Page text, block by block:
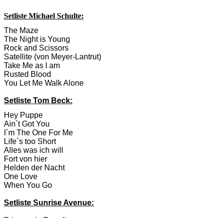
Setliste Michael Schulte:
The Maze
The Night is Young
Rock and Scissors
Satellite (von Meyer-Lantrut)
Take Me as I am
Rusted Blood
You Let Me Walk Alone
Setliste Tom Beck:
Hey Puppe
Ain´t Got You
I´m The One For Me
Life`s too Short
Alles was ich will
Fort von hier
Helden der Nacht
One Love
When You Go
Setliste Sunrise Avenue: